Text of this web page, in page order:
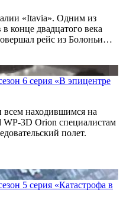
«Itavia». Одним из
конце двадцатого века
рейс из Болоньи…
6 серия «В эпицентре
находившимся на
WP-3D Orion специалистам
полет.
5 серия «Катастрофа в